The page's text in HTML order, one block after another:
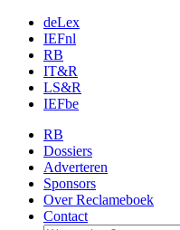
deLex
IEFnl
RB
IT&R
LS&R
IEFbe
RB
Dossiers
Adverteren
Sponsors
Over Reclameboek
Contact